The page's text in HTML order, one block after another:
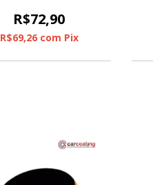
R$72,90
R$69,26 com Pix